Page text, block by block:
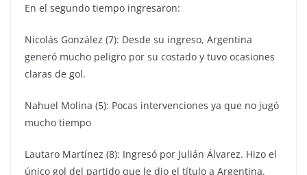
En el segundo tiempo ingresaron:
Nicolás González (7): Desde su ingreso, Argentina
generó mucho peligro por su costado y tuvo ocasiones
claras de gol.
Nahuel Molina (5): Pocas intervenciones ya que no jugó
mucho tiempo
Lautaro Martínez (8): Ingresó por Julián Álvarez. Hizo el
único gol del partido que le dio el título a Argentina.